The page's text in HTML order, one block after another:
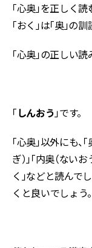
「心奥」を正しく
「おく」は「奥」の
「心奥」の正しい
「しんおう」です。
「心奥」以外にも、
ぎ）」「内奥（ない
く」などと読んで
くと良いでしょう。